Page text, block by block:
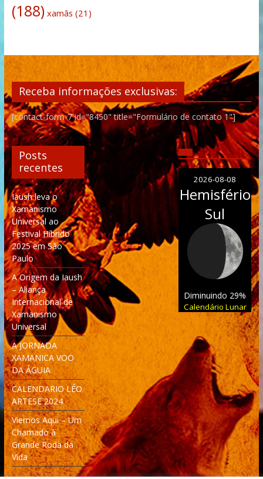
(188) xamãs (21)
Receba informações exclusivas:
[contact-form-7 id="8450" title="Formulário de contato 1"]
Posts
recentes
Iaush leva o
Xamanismo
Universal ao
Festival Híbrido
2025 em São
Paulo
A Origem da Iaush
– Aliança
Internacional de
Xamanismo
Universal
A JORNADA
XAMANICA VOO
DA ÁGUIA
CALENDARIO LÉO
ARTESE 2024
Viemos Aqui – Um
Chamado à
Grande Roda da
Vida
2026-08-08
Hemisfério
Sul
Diminuindo 29%
Calendário Lunar